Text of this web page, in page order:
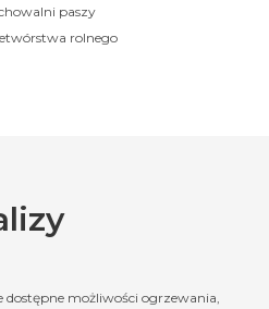
paszy
rolnego
możliwości ogrzewania,